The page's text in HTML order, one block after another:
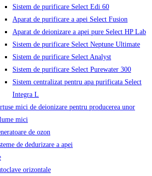
Sistem de purificare Select Edi 60
Aparat de purificare a apei Select Fusion
Aparat de deionizare a apei pure Select HP Lab
Sistem de purificare Select Neptune Ultimate
Sistem de purificare Select Analyst
Sistem de purificare Select Purewater 300
Sistem centralizat pentru apa purificata Select
Integra L
mici de deionizare pentru producerea unor
mici
de ozon
de dedurizare a apei
orizontale